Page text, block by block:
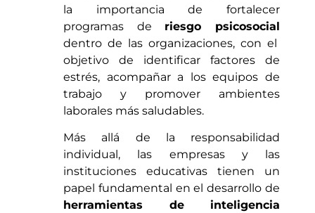
la importancia de fortalecer
programas de riesgo psicosocial
dentro de las organizaciones, con el
objetivo de identificar factores de
estrés, acompañar a los equipos de
trabajo y promover ambientes
laborales más saludables.
Más allá de la responsabilidad
individual, las empresas y las
instituciones educativas tienen un
papel fundamental en el desarrollo de
herramientas de inteligencia